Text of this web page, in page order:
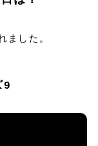
ました。
9